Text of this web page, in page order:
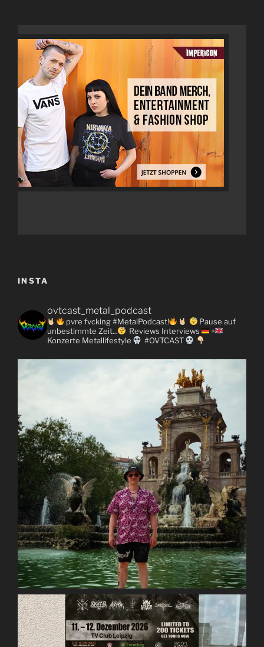
INSTA
ovtcast_metal_podcast
pvre fvcking #MetalPodcast!
Pause auf
unbestimmte Zeit...
Reviews Interviews
+
Konzerte Metallifestyle #OVTCAST